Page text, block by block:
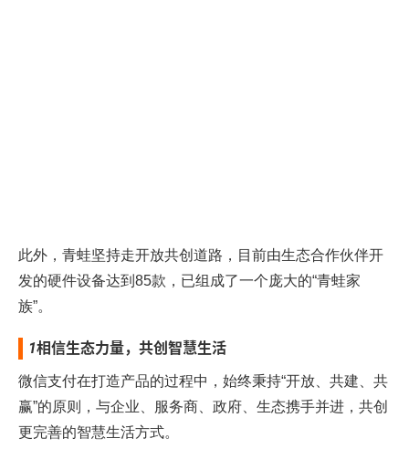
此外，青蛙坚持走开放共创道路，目前由生态合作伙伴开
发的硬件设备达到85款，已组成了一个庞大的“青蛙家
族”。
1相信生态力量，共创智慧生活
微信支付在打造产品的过程中，始终秉持“开放、共建、共
赢”的原则，与企业、服务商、政府、生态携手并进，共创
更完善的智慧生活方式。